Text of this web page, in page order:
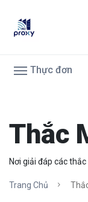
Thực đơn
Thắc
Nơi giải đáp các
Trang Chủ